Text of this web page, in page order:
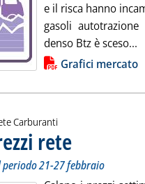
e il risca hanno
gasoli
denso Btz è sceso...
alla notizia
Grafici mercato
Carburanti
rete
21-27 febbraio